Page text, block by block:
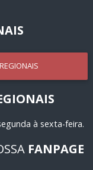
à sexta-feira.
FANPAGE